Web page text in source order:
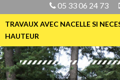
05 33 06 24 73
TRAVAUX AVEC NACELLE SI
HAUTEUR